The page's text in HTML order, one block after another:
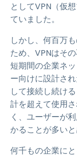
としてVPN（仮
ていました。
しかし、何百万
ため、VPNはそ
短期間の企業ネ
ー向けに設計さ
して接続し続け
計を超えて使用
く、ユーザーが
かることが多いと
何千もの企業に